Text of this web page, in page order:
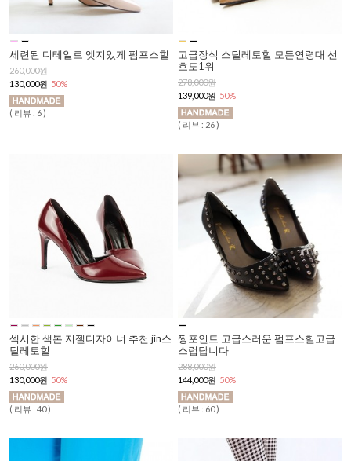
세련된 디테일로 엣지있게 펌프스힐
260,000원
130,000원 50%
( 리뷰 : 6 )
고급장식 스틸레토힐 모든연령대 선
호도1위
278,000원
139,000원 50%
( 리뷰 : 26 )
섹시한 색톤 지젤디자이너 추천 jin스
틸레토힐
260,000원
130,000원 50%
( 리뷰 : 40 )
찡포인트 고급스러운 펌프스힐고급
스럽답니다
288,000원
144,000원 50%
( 리뷰 : 60 )